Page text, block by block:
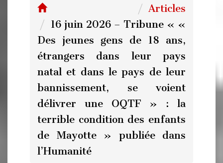
Articles
16 juin 2026 – Tribune « «
Des jeunes gens de 18 ans,
étrangers dans leur pays
natal et dans le pays de leur
bannissement, se voient
délivrer une OQTF » : la
terrible condition des enfants
de Mayotte » publiée dans
l’Humanité